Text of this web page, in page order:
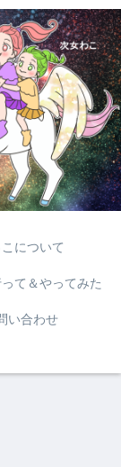
について
て＆やってみた
い合わせ